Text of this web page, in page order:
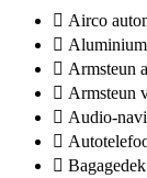
Airco
Armsteun
Armsteun
Audio-
Bagagedek